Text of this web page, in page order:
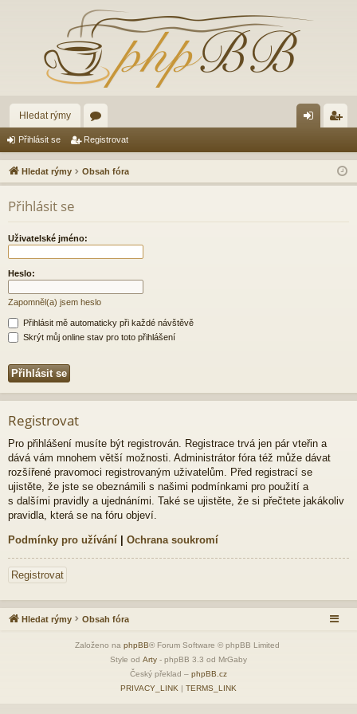
Hledat rýmy
ór
a lá
sit
ist
ro
Přihlásit se Registrovat
Hledat rýmy Obsah fóra
Přihlásit se
Uživatelské jméno:
Heslo:
Zapomněl(a) jsem heslo
Přihlásit mě automaticky při každé návštěvě
Skrýt můj online stav pro toto přihlášení
Registrovat
Pro přihlášení musíte být registrován. Registrace trvá jen pár vteřin a
dává vám mnohem větší možnosti. Administrátor fóra též může dávat
rozšířené pravomoci registrovaným uživatelům. Před registrací se
ujistěte, že jste se obeznámili s našimi podmínkami pro použití a
s dalšími pravidly a ujednáními. Také se ujistěte, že si přečtete jakákoliv
pravidla, která se na fóru objeví.
Podmínky pro užívání | Ochrana soukromí
Registrovat
Hledat rýmy Obsah fóra
Založeno na phpBB® Forum Software © phpBB Limited
Style od Arty - phpBB 3.3 od MrGaby
Český překlad – phpBB.cz
PRIVACY_LINK | TERMS_LINK